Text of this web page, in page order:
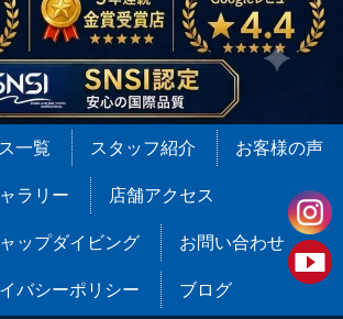
一覧 スタッフ紹介 お客様の声
ラリー 店舗アクセス
ップダイビング お問い合わせ
バシーポリシー ブログ